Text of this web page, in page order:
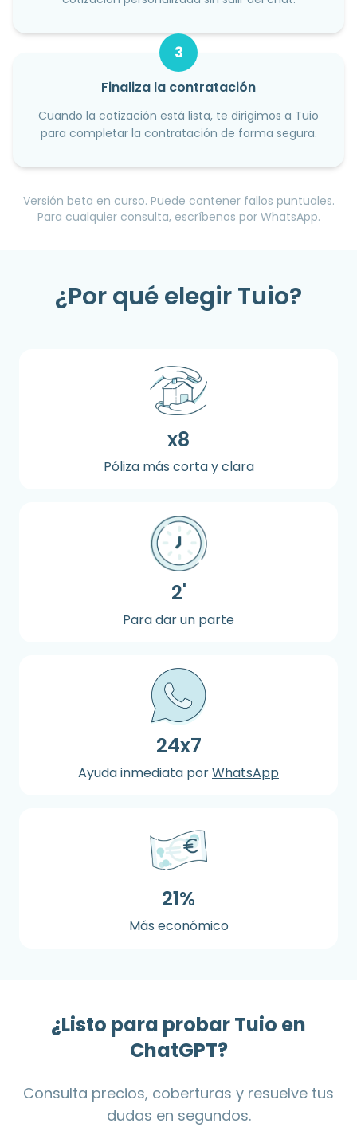
3
Finaliza la contratación
Cuando la cotización está lista, te dirigimos a Tuio
para completar la contratación de forma segura.
Versión beta en curso. Puede contener fallos puntuales.
Para cualquier consulta, escríbenos por WhatsApp.
¿Por qué elegir Tuio?
x8
Póliza más corta y clara
2'
Para dar un parte
24x7
Ayuda inmediata porWhatsApp
21%
Más económico
¿Listo para probar Tuio en
ChatGPT?
Consulta precios, coberturas y resuelve tus
dudas en segundos.